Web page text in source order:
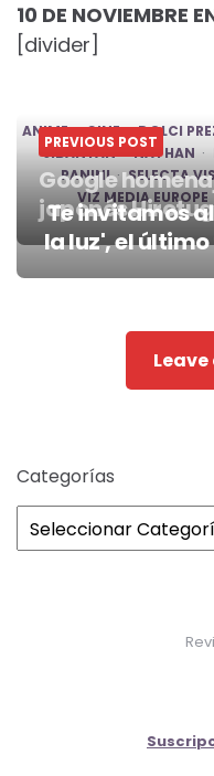
10 DE NOVIEMBRE
[divider]
ANIME CINE DOLCI
JIBANYAN
NATHAN
PANINI
SELECTA
VIZ MEDIA EUROPE
Post
navigation
PREVIOUS POST
Google
japonés
Te invitamos
la luz', el
Categorías